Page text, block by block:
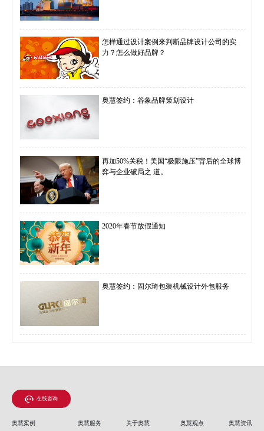
怎样通过设计案例来判断品牌设计公司的实
力？怎么做好品牌？
奥慧签约：谷象品牌策划设计
再加50%关税！美国“极限施压”背后的全球博
弈与企业破局之 道。
2020年春节放假通知
奥慧签约：固尔琦包装机械设计外包服务
奥慧案例 奥慧服务 关于奥慧 奥慧观点 奥慧资讯
在线咨询